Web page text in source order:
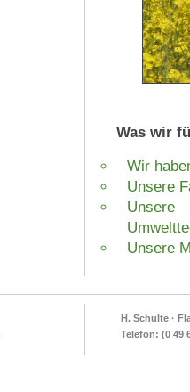
Was wir
Wir
Unsere
Unsere
H. Schulte ·
Telefon: (0 49